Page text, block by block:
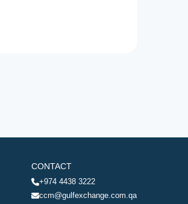
CONTACT
+974 4438 3222
ccm@gulfexchange.com.qa